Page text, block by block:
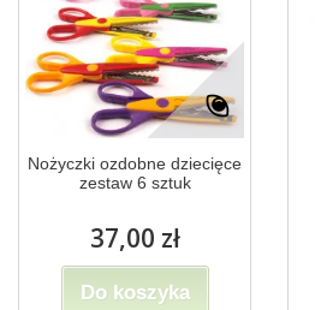
Nożyczki ozdobne dziecięce
zestaw 6 sztuk
37,00 zł
Do koszyka